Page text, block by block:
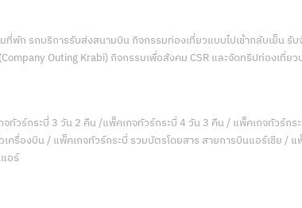
ที่พัก รถบริการรับส่งสนามบิน กิจกรรมท่องเที่ยวแบบไปเช้ากลับเย็
Outing Krabi) กิจกรรมเพื่อสังคม CSR และจัดทริปท่องเที่ยว
ทัวร์กระบี่ 3 วัน 2 คืน /แพ็คเกจทัวร์กระบี่ 4 วัน 3 คืน / แพ็คเกจทัวร์
ครื่องบิน / แพ็คเกจทัวร์กระบี่ รวมบัตรโดยสาร สายการบินแอร์เชีย /
อร์